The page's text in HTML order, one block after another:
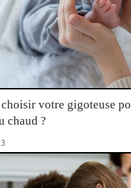
votre gigoteuse
chaud ?